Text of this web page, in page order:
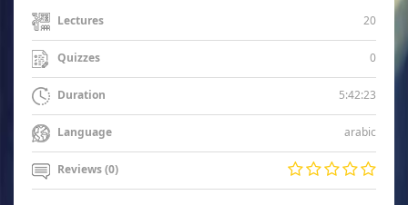
Lectures 20
Quizzes 0
Duration 5:42:23
Language arabic
Reviews (0)